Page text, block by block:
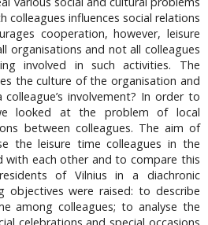
colleagues influences social relations
cooperation, however, leisure
organisations and not all colleagues
involved in such activities. The
the culture of the organisation and
involvement? In order to
looked at the problem of local
between colleagues. The aim of
the leisure time colleagues in the
with each other and to compare this
of Vilnius in a diachronic
objectives were raised: to describe
among colleagues; to analyse the